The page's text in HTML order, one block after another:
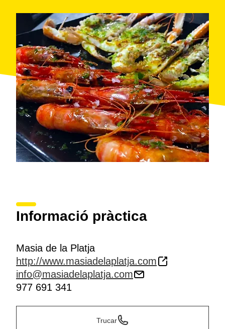
Informació pràctica
Masia de la Platja
http://www.masiadelaplatja.com
info@masiadelaplatja.com
977 691 341
Trucar